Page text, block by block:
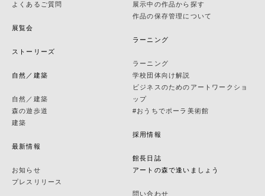
よくあるご質問
展覧会
ストーリーズ
自然／建築
自然／建築
森の遊歩道
建築
最新情報
お知らせ
プレスリリース
展示中の作品から探す
作品の保存管理について
ラーニング
ラーニング
学校団体向け解説
ビジネスのためのアートワークショ
ップ
#おうちでポーラ美術館
採用情報
館長日誌
アートの森で逢いましょう
問い合わせ